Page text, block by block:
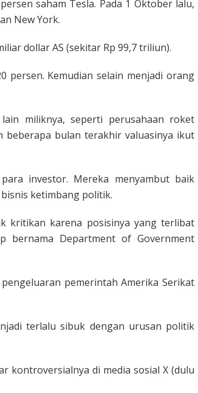
saham Tesla. Pada 1 Oktober lalu,
New York.
dollar AS (sekitar Rp 99,7 triliun).
persen. Kemudian selain menjadi orang
miliknya, seperti perusahaan roket
beberapa bulan terakhir valuasinya ikut
investor. Mereka menyambut baik
ketimbang politik.
kritikan karena posisinya yang terlibat
bernama Department of Government
pemerintah Amerika Serikat
terlalu sibuk dengan urusan politik
kontroversialnya di media sosial X (dulu